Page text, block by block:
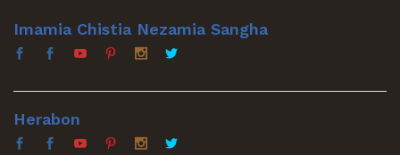
Imamia Chistia Nezamia Sangha
Herabon